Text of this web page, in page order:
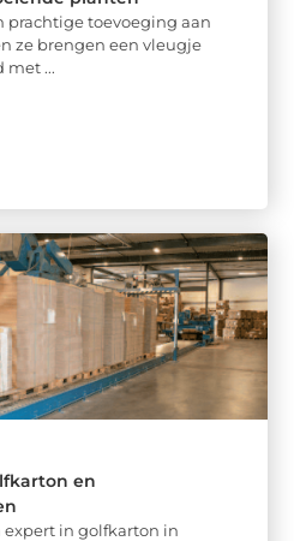
prachtige toevoeging aan
ze brengen een vleugje
met ...
en
expert in golfkarton in